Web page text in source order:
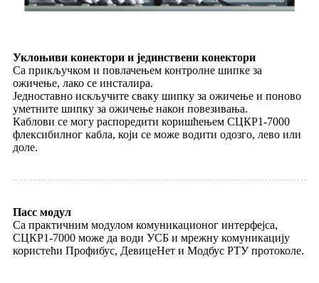
Уклоњиви конектори и јединствени конектори
Са прикључком и повлачењем контролне шипке за
ожичење, лако се инсталира.
Једноставно искључите сваку шипку за ожичење и поново
уметните шипку за ожичење након повезивања.
Каблови се могу распоредити коришћењем СЦКР1-7000
флексибилног кабла, који се може водити одозго, лево или
доле.
Пасс модул
Са практичним модулом комуникационог интерфејса,
СЦКР1-7000 може да води УСБ и мрежну комуникацију
користећи Профибус, ДевицеНет и Модбус РТУ протоколе.